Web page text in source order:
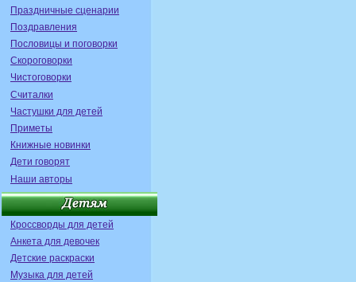
Праздничные сценарии
Поздравления
Пословицы и поговорки
Скороговорки
Чистоговорки
Считалки
Частушки для детей
Приметы
Книжные новинки
Дети говорят
Наши авторы
Кроссворды для детей
Анкета для девочек
Детские раскраски
Музыка для детей